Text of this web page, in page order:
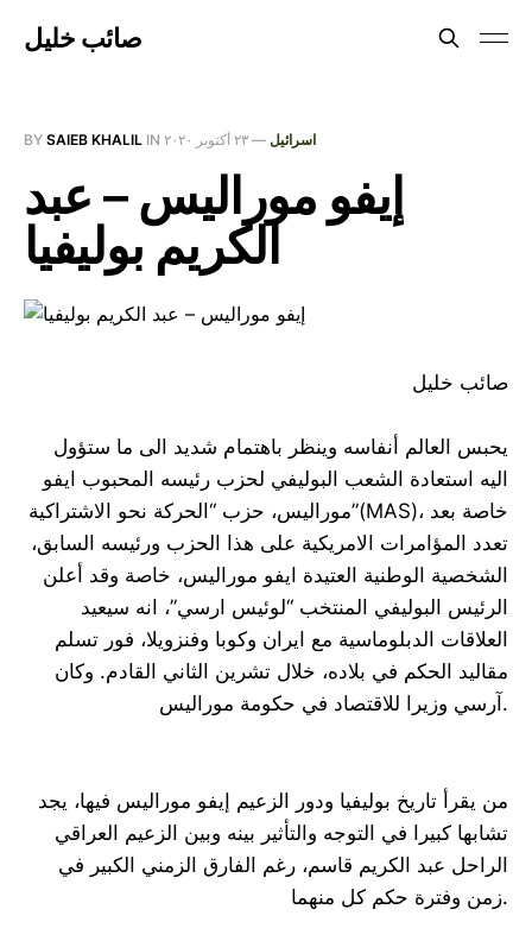
صائب خليل
BY SAIEB KHALIL IN اسرائيل — ٢٣ أكتوبر ٢٠٢٠
إيفو موراليس – عبد
الكريم بوليفيا
صائب خليل
يحبس العالم أنفاسه وينظر باهتمام شديد الى ما ستؤول
اليه استعادة الشعب البوليفي لحزب رئيسه المحبوب ايفو
موراليس، حزب “الحركة نحو الاشتراكية”(MAS)، خاصة بعد
تعدد المؤامرات الامريكية على هذا الحزب ورئيسه السابق،
الشخصية الوطنية العتيدة ايفو موراليس، خاصة وقد أعلن
الرئيس البوليفي المنتخب “لوئيس ارسي”، انه سيعيد
العلاقات الدبلوماسية مع ايران وكوبا وفنزويلا، فور تسلم
مقاليد الحكم في بلاده، خلال تشرين الثاني القادم. وكان
آرسي وزيرا للاقتصاد في حكومة موراليس.
من يقرأ تاريخ بوليفيا ودور الزعيم إيفو موراليس فيها، يجد
تشابها كبيرا في التوجه والتأثير بينه وبين الزعيم العراقي
الراحل عبد الكريم قاسم، رغم الفارق الزمني الكبير في
زمن وفترة حكم كل منهما.